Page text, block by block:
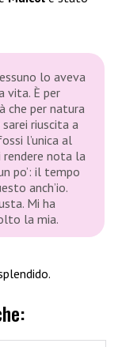
lo aveva
vita. È per
che per natura
riuscita a
l’unica al
rendere nota la
po’: il tempo
anch’io.
Mi ha
la mia.